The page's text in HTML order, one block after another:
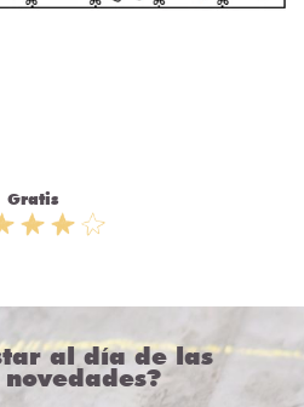
Gratis
al día de las